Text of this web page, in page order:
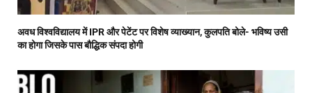
अवध विश्वविद्यालय में IPR और पेटेंट पर विशेष व्याख्यान, कुलपति बोले- भविष्य उसी
का होगा जिसके पास बौद्धिक संपदा होगी